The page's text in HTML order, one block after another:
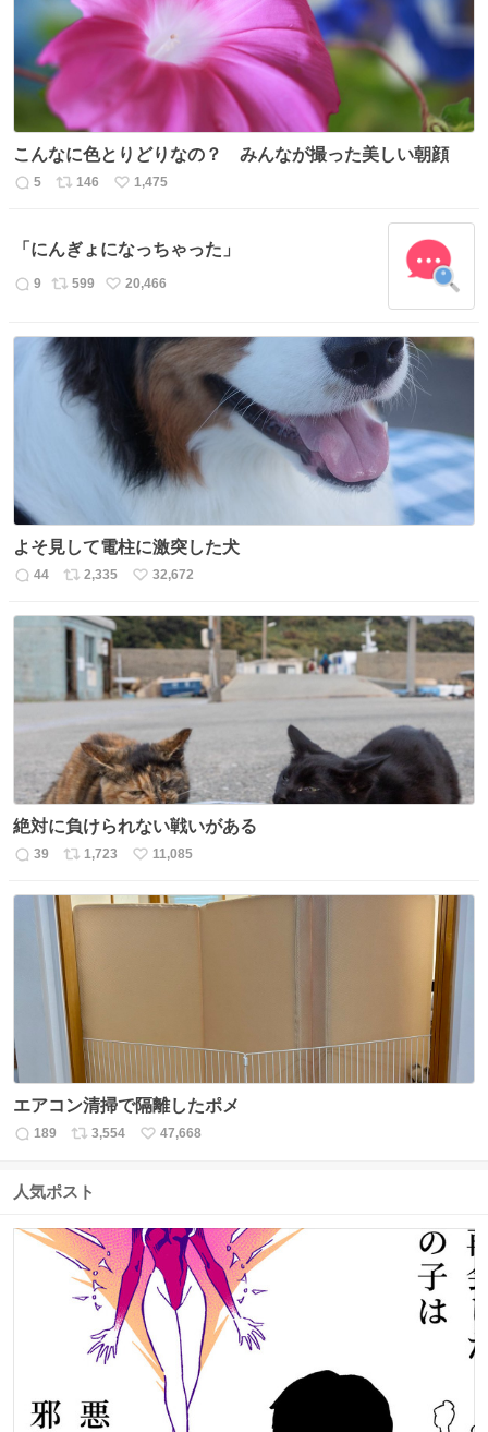
こんなに色とりどりなの？ みんなが撮った美しい朝顔
返
数
5
リ
ス
ト
数
146
い
ね
数
1,475
「にんぎょになっちゃった」
返
数
9
リ
ス
ト
数
599
い
ね
20,466
よそ見して電柱に激突した犬
返
数
44
リ
ス
ト
数
2,335
い
ね
数
32,672
絶対に負けられない戦いがある
返
39
リ
ス
ト
数
1,723
い
ね
11,085
エアコン清掃で隔離したポメ
返
数
189
リ
ス
数
3,554
い
47,668
人気ポスト